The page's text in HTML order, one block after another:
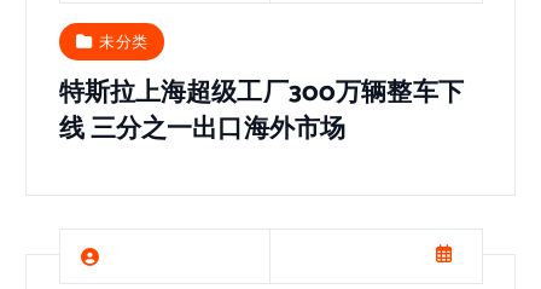
未分类
特斯拉上海超级工厂300万辆整车下
线 三分之一出口海外市场